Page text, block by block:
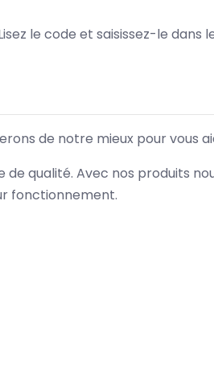
le code et saisissez-le dans
de notre mieux pour vous
qualité. Avec nos produits
fonctionnement.